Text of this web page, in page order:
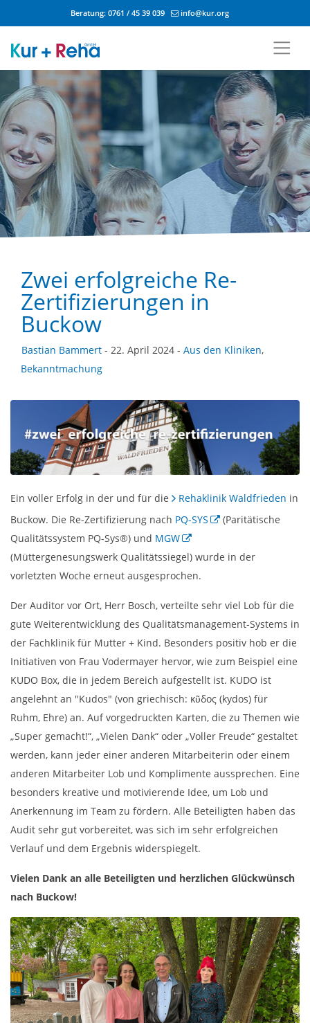
Beratung: 0761 / 45 39 039 info@kur.org
Zwei erfolgreiche Re-
Zertifizierungen in
Buckow
Bastian Bammert - 22. April 2024 - Aus den Kliniken,
Bekanntmachung
Ein voller Erfolg in der und für die Rehaklinik Waldfrieden in
Buckow. Die Re-Zertifizierung nach PQ-SYS
(Paritätische
Qualitätssystem PQ-Sys®) und MGW
(Müttergenesungswerk Qualitätssiegel) wurde in der
vorletzten Woche erneut ausgesprochen.
Der Auditor vor Ort, Herr Bosch, verteilte sehr viel Lob für die
gute Weiterentwicklung des Qualitätsmanagement-Systems in
der Fachklinik für Mutter + Kind. Besonders positiv hob er die
Initiativen von Frau Vodermayer hervor, wie zum Beispiel eine
KUDO Box, die in jedem Bereich aufgestellt ist. KUDO ist
angelehnt an "Kudos" (von griechisch: κῦδος (kydos) für
Ruhm, Ehre) an. Auf vorgedruckten Karten, die zu Themen wie
„Super gemacht!“, „Vielen Dank“ oder „Voller Freude“ gestaltet
werden, kann jeder einer anderen Mitarbeiterin oder einem
anderen Mitarbeiter Lob und Komplimente aussprechen. Eine
besonders kreative und motivierende Idee, um Lob und
Anerkennung im Team zu fördern. Alle Beteiligten haben das
Audit sehr gut vorbereitet, was sich im sehr erfolgreichen
Verlauf und dem Ergebnis widerspiegelt.
Vielen Dank an alle Beteiligten und herzlichen Glückwünsch
nach Buckow!